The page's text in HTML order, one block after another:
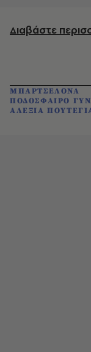
Διαβάστε
ΜΠΑΡΤΣΕΛΟΝΑ
ΠΟΔΟΣΦΑΙΡΟ
ΑΛΕΞΙΑ